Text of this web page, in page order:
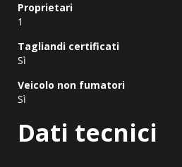
Proprietari
1
Tagliandi certificati
Sì
Veicolo non fumatori
Sì
Dati tecnici